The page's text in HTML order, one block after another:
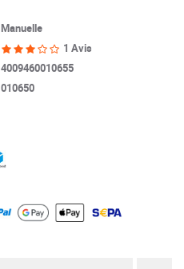
Manuelle
1 Avis
4009460010655
010650